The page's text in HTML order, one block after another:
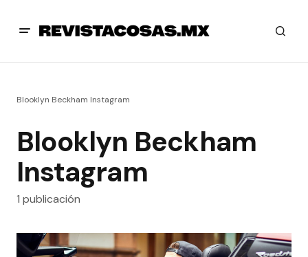
Blooklyn Beckham Instagram
Blooklyn Beckham
Instagram
1 publicación